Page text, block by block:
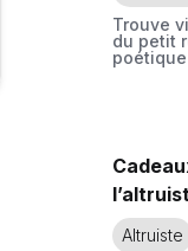
Trouve
du petit
Altruiste